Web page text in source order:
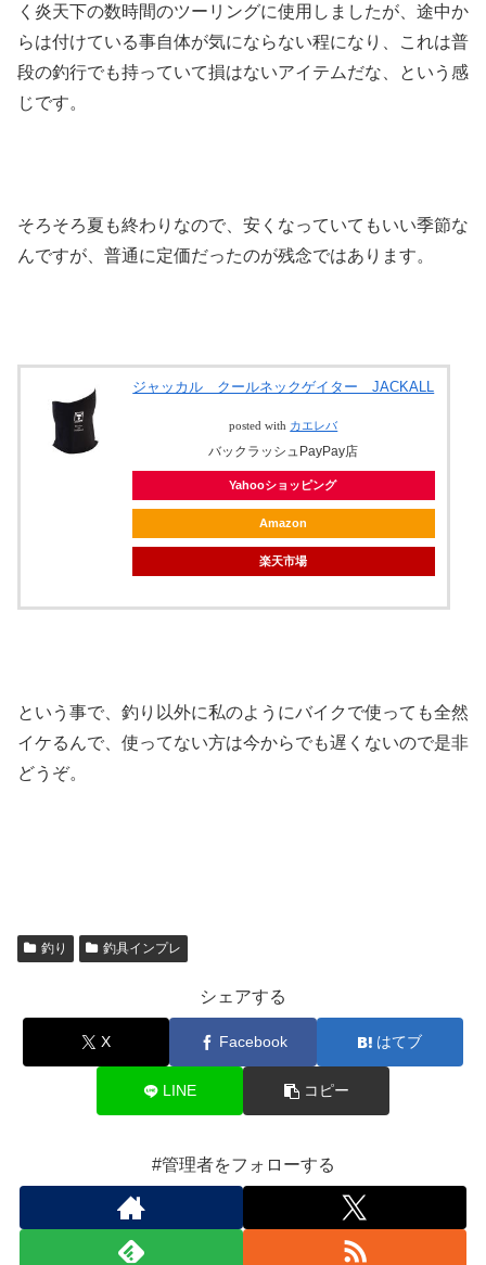
く炎天下の数時間のツーリングに使用しましたが、途中か
らは付けている事自体が気にならない程になり、これは普
段の釣行でも持っていて損はないアイテムだな、という感
じです。
そろそろ夏も終わりなので、安くなっていてもいい季節な
んですが、普通に定価だったのが残念ではあります。
ジャッカル クールネックゲイター JACKALL
posted with カエレバ
バックラッシュPayPay店
Yahooショッピング
Amazon
楽天市場
という事で、釣り以外に私のようにバイクで使っても全然
イケるんで、使ってない方は今からでも遅くないので是非
どうぞ。
釣り 釣具インプレ
シェアする
X Facebook はてブ
LINE コピー
#管理者をフォローする